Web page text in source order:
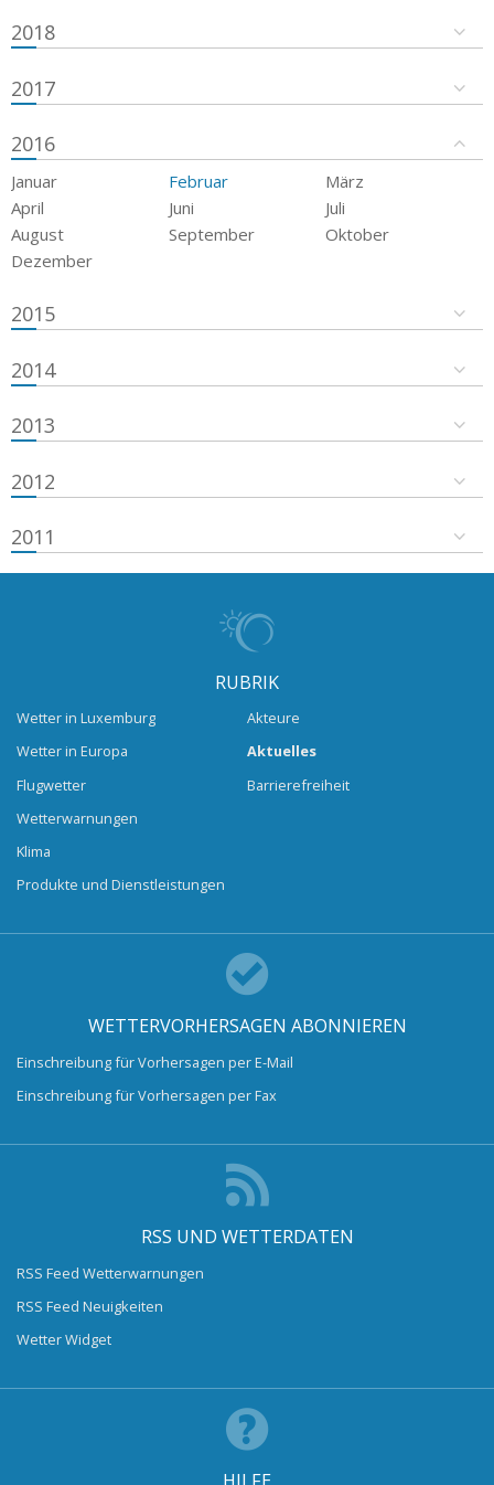
2018
2017
2016
Januar Februar
März
April
Juni
Juli
August
September
Oktober
Dezember
2015
2014
2013
2012
2011
RUBRIK
Wetter in Luxemburg
Wetter in Europa
Flugwetter
Wetterwarnungen
Klima
Produkte und Dienstleistungen
Akteure
Aktuelles
Barrierefreiheit
WETTERVORHERSAGEN ABONNIEREN
Einschreibung für Vorhersagen per E-Mail
Einschreibung für Vorhersagen per Fax
RSS UND WETTERDATEN
RSS Feed Wetterwarnungen
RSS Feed Neuigkeiten
Wetter Widget